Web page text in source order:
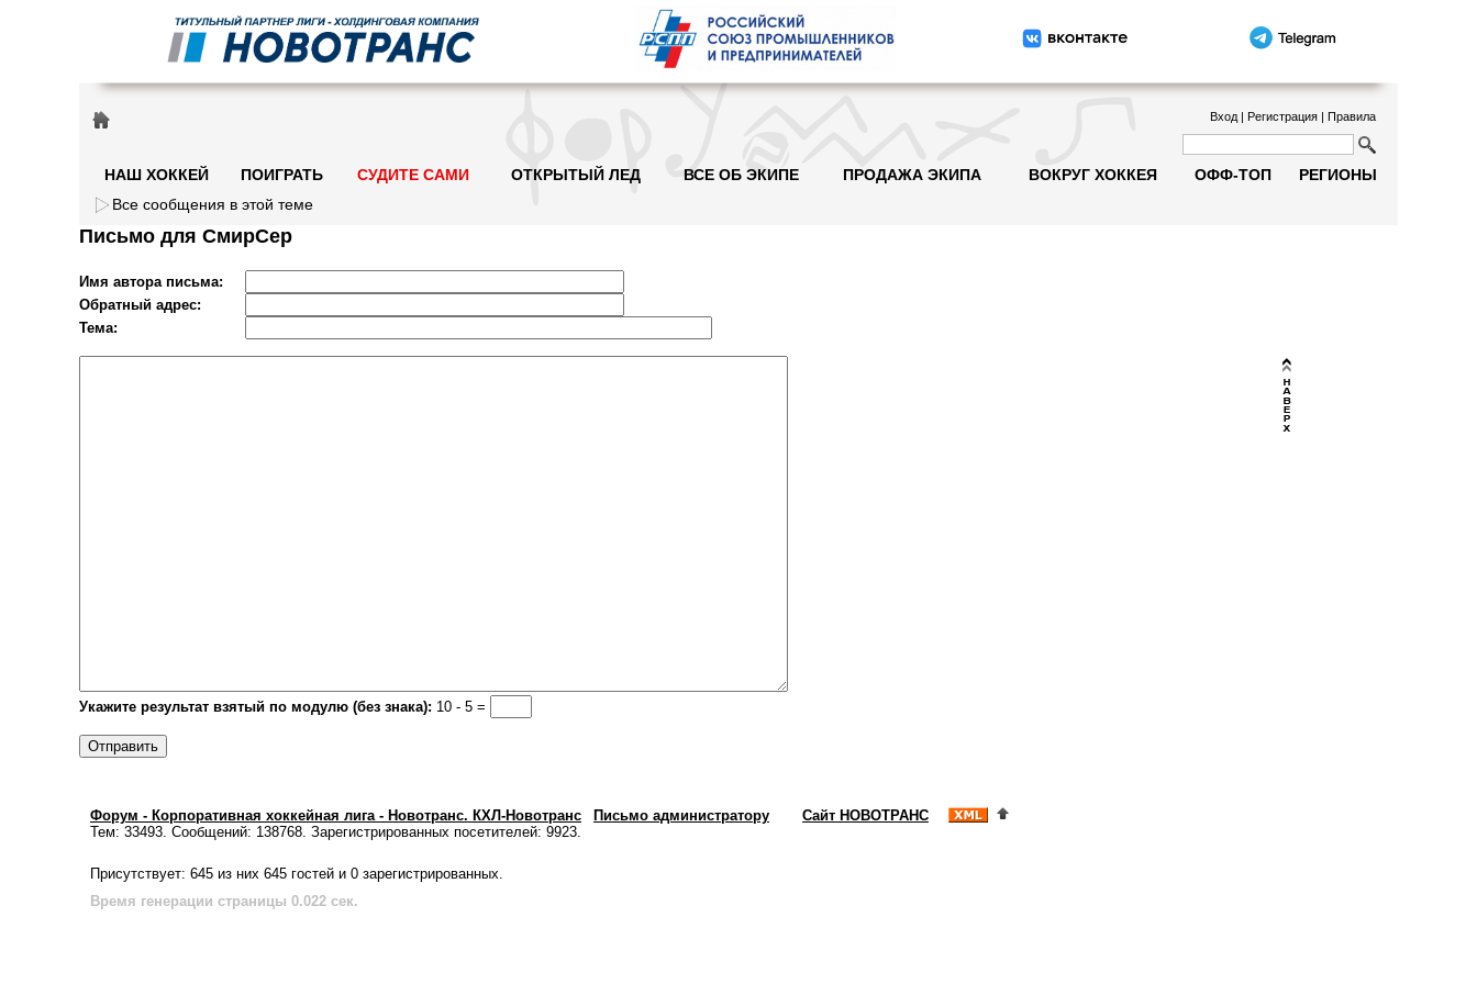
Вход | Регистрация | Правила
НАШ ХОККЕЙ ПОИГРАТЬ СУДИТЕ САМИ ОТКРЫТЫЙ ЛЕД ВСЕ ОБ ЭКИПЕ ПРОДАЖА ЭКИПА ВОКРУГ ХОККЕЯ ОФФ-ТОП
РЕГИОНЫ
Все сообщения в этой теме
Письмо для СмирСер
Имя автора письма:
Обратный адрес:
Тема:
Укажите результат взятый по модулю (без знака): 10 - 5 =
Форум - Корпоративная хоккейная лига - Новотранс. КХЛ-Новотранс
Письмо администратору
Тем: 33493. Сообщений: 138768. Зарегистрированных посетителей: 9923.
Сайт НОВОТРАНС
Присутствует: 645 из них 645 гостей и 0 зарегистрированных.
Время генерации страницы 0.022 сек.